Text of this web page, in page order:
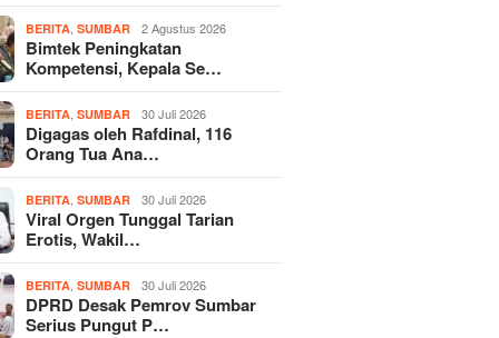
BERITA ,SUMBAR 2 Agustus 2026
Bimtek Peningkatan
Kompetensi, Kepala Se…
BERITA ,SUMBAR 30 Juli 2026
Digagas oleh Rafdinal, 116
Orang Tua Ana…
BERITA ,SUMBAR 30 Juli 2026
Viral Orgen Tunggal Tarian
Erotis, Wakil…
BERITA ,SUMBAR 30 Juli 2026
DPRD Desak Pemrov Sumbar
Serius Pungut P…